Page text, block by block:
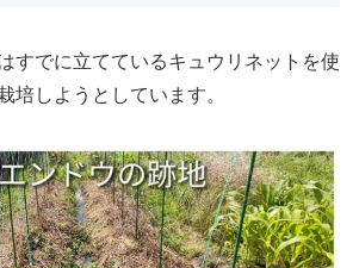
すでに立てているキュウリネットを使
培しようとしています。